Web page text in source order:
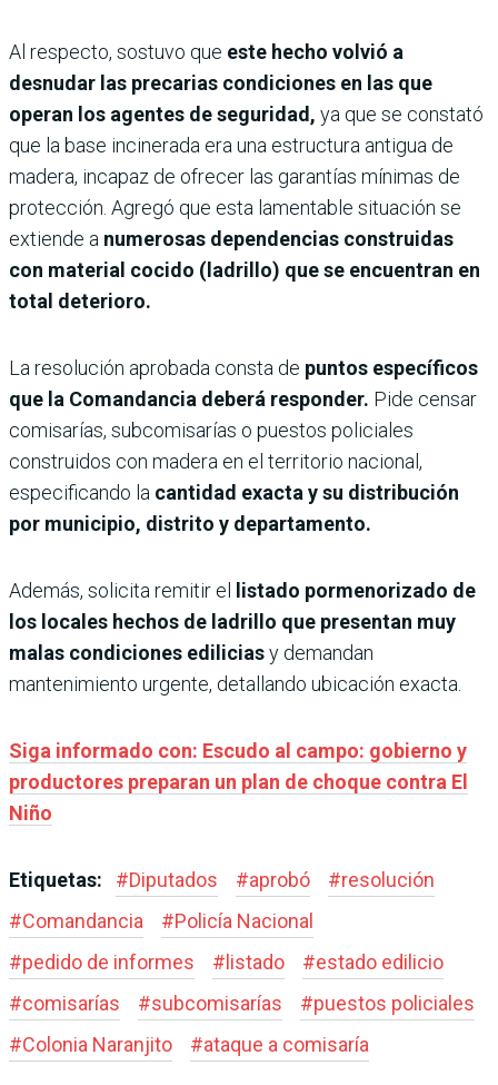
Al respecto, sostuvo que este hecho volvió a
desnudar las precarias condiciones en las que
operan los agentes de seguridad, ya que se constató
que la base incinerada era una estructura antigua de
madera, incapaz de ofrecer las garantías mínimas de
protección. Agregó que esta lamentable situación se
extiende a numerosas dependencias construidas
con material cocido (ladrillo) que se encuentran en
total deterioro.
La resolución aprobada consta de puntos específicos
que la Comandancia deberá responder. Pide censar
comisarías, subcomisarías o puestos policiales
construidos con madera en el territorio nacional,
especificando la cantidad exacta y su distribución
por municipio, distrito y departamento.
Además, solicita remitir el listado pormenorizado de
los locales hechos de ladrillo que presentan muy
malas condiciones ediliciasy demandan
mantenimiento urgente, detallando ubicación exacta.
Siga informado con: Escudo al campo: gobierno y
productores preparan un plan de choque contra El
Niño
Etiquetas: #Diputados #aprobó #resolución
#Comandancia #Policía Nacional
#pedido de informes #listado #estado edilicio
#comisarías #subcomisarías #puestos policiales
#Colonia Naranjito #ataque a comisaría